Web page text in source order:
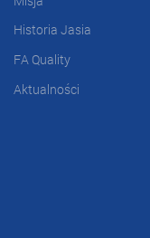
Historia Jasia
FA Quality
Aktualności